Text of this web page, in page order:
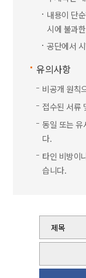
내용이 단
시에 불과
공단에서
유의사항
비공개 원칙
접수된 서류
동일 또는 유
다.
타인 비방이
습니다.